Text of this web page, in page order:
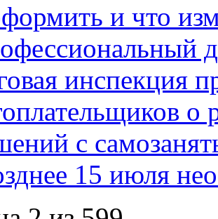
и что
инспекция
о
с
15 июля